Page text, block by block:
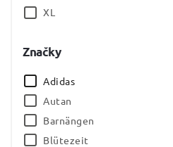
XL
Značky
Adidas
Autan
Barnängen
Blütezeit